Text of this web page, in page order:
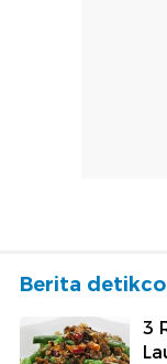
Berita
3